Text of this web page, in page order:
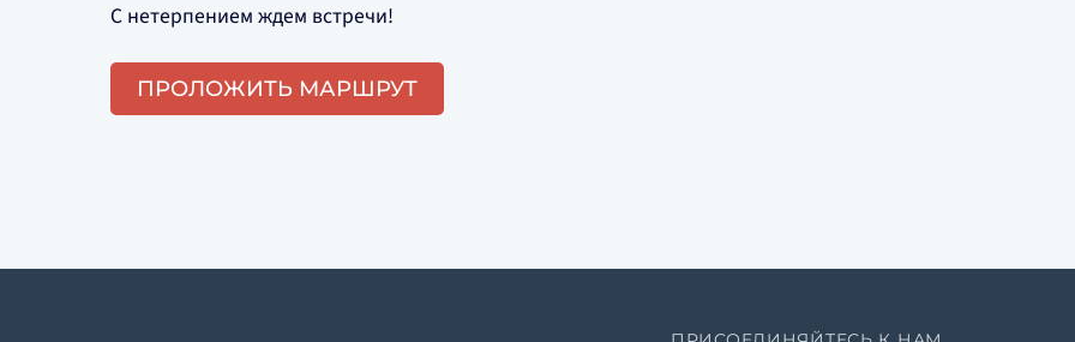
С нетерпением ждем встречи!
ПРОЛОЖИТЬ МАРШРУТ